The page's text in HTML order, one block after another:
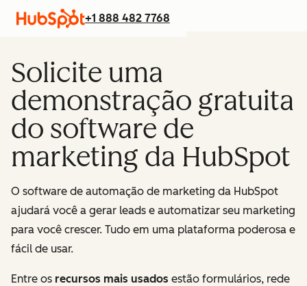
+1 888 482 7768
Solicite uma
demonstração gratuita
do software de
marketing da HubSpot
O software de automação de marketing da HubSpot
ajudará você a gerar leads e automatizar seu marketing
para você crescer. Tudo em uma plataforma poderosa e
fácil de usar.
Entre os recursos mais usados estão formulários, rede